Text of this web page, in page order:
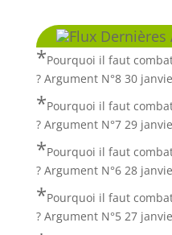
Dernières
Pourquoi il faut
? Argument N°8 30
Pourquoi il faut
? Argument N°7 29
Pourquoi il faut
? Argument N°6 28
Pourquoi il faut
? Argument N°5 27